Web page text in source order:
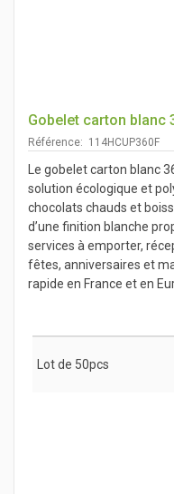
Gobelet carton blanc
Référence: 114HCUP360F
Le gobelet carton blanc
solution écologique et
chocolats chauds et
d’une finition blanche
services à emporter,
fêtes, anniversaires et
rapide en France et en
Lot de 50pcs